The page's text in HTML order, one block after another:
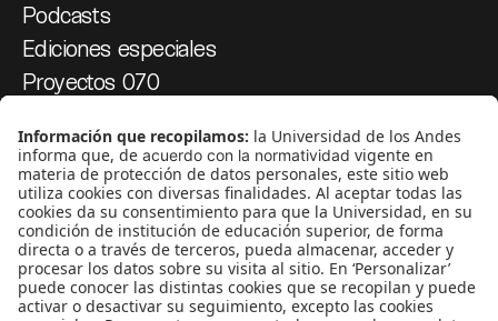
Podcasts
Ediciones especiales
Proyectos 070
SÍGUENOS
¿Quieres escribir en 070?